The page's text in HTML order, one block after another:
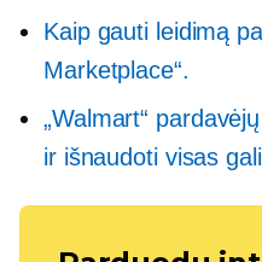
Kaip gauti leidimą
Marketplace“.
„Walmart“
ir išnaudoti visas